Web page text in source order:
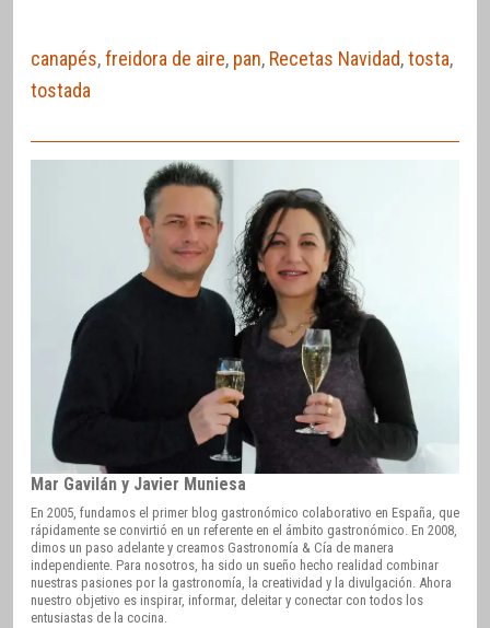
canapés,freidora de aire, pan, Recetas Navidad,tosta,
tostada
Mar Gavilán y Javier Muniesa
En 2005, fundamos el primer blog gastronómico colaborativo en España, que
rápidamente se convirtió en un referente en el ámbito gastronómico. En 2008,
dimos un paso adelante y creamos Gastronomía & Cía de manera
independiente. Para nosotros, ha sido un sueño hecho realidad combinar
nuestras pasiones por la gastronomía, la creatividad y la divulgación. Ahora
nuestro objetivo es inspirar, informar, deleitar y conectar con todos los
entusiastas de la cocina.